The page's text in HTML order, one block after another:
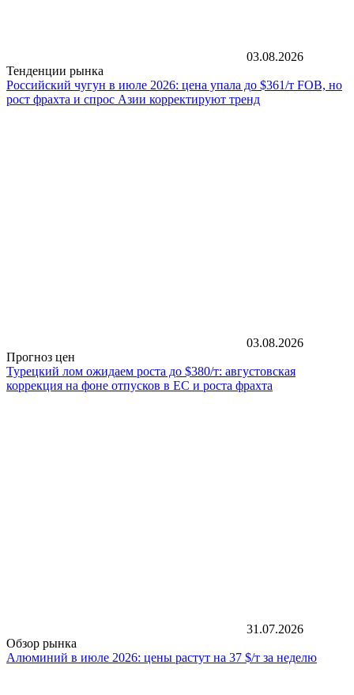
03.08.2026
Тенденции рынка
Российский чугун в июле 2026: цена упала до $361/т FOB, но
рост фрахта и спрос Азии корректируют тренд
03.08.2026
Прогноз цен
Турецкий лом ожидаем роста до $380/т: августовская
коррекция на фоне отпусков в ЕС и роста фрахта
31.07.2026
Обзор рынка
Алюминий в июле 2026: цены растут на 37 $/т за неделю